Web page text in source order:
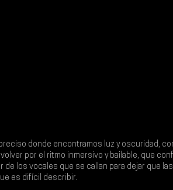
donde encontramos luz y oscuridad,
por el ritmo inmersivo y bailable, que
los vocales que se callan para dejar que
es difícil describir.